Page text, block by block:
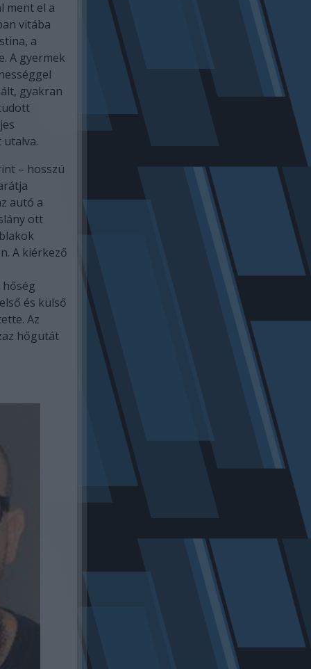
ment el a
vitába
a
A gyermek
gyakran
– hosszú
autó a
ott
A kiérkező
és külső
Az
hőgutát